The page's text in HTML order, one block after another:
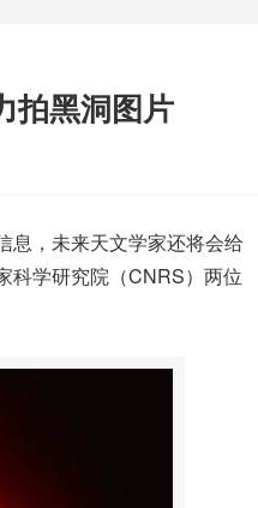
拍黑洞图片
息，未来天文学家还将会给
科学研究院（CNRS）两位